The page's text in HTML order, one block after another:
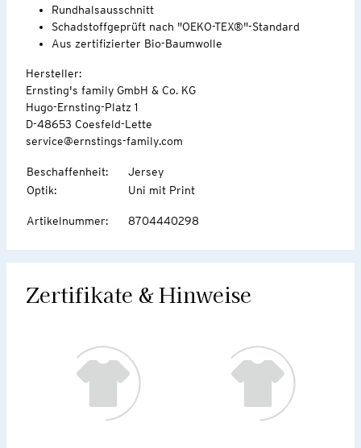
Rundhalsausschnitt
Schadstoffgeprüft nach "OEKO-TEX®"-Standard
Aus zertifizierter Bio-Baumwolle
Hersteller:
Ernsting's family GmbH & Co. KG
Hugo-Ernsting-Platz 1
D-48653 Coesfeld-Lette
service@ernstings-family.com
Beschaffenheit:
Jersey
Optik: Uni mit Print
Artikelnummer: 8704440298
Zertifikate & Hinweise